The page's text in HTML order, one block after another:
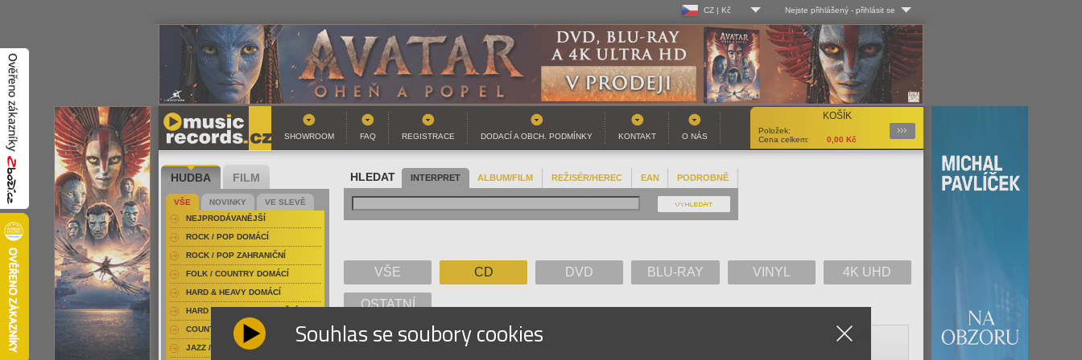
CZ | Kč
CZ | Kč
SK | EUR
Nejste přihlášený - přihlásit se
Log-in
Uživ. jméno:
Heslo:
Registrace
KOŠÍK
Položek:
Cena celkem:
0,00 Kč
Podrobnosti
SHOWROOM
FAQ REGISTRACE DODACÍ A OBCH. PODMÍNKY KONTAKT O NÁS
HLEDAT INTERPRET ALBUM/FILM REŽISÉR/HEREC EAN PODROBNĚ
VŠE CD DVD BLU-RAY VINYL 4K UHD
OSTATNÍ
G
HUDBA FILM
VŠE NOVINKY
VE SLEVĚ
NEJPRODÁVANĚJŠÍ
ROCK / POP DOMÁCÍ
ROCK / POP ZAHRANIČNÍ
FOLK / COUNTRY DOMÁCÍ
HARD & HEAVY DOMÁCÍ
HARD & HEAVY ZAHRANIČNÍ
COUNTRY
JAZZ / BLUES Souhlas se soubory cookies Close